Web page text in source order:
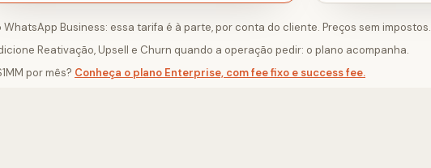
Business: essa tarifa é à parte, por conta do cliente. Preços sem impostos.
Reativação, Upsell e Churn quando a operação pedir: o plano acompanha.
por mês? Conheça o plano Enterprise, com fee fixo e success fee.